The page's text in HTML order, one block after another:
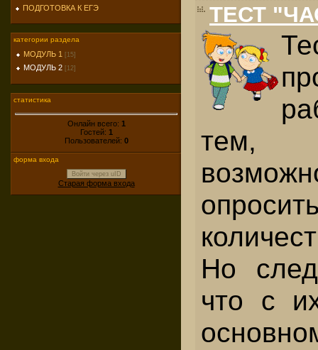
ПОДГОТОВКА К ЕГЭ
категории раздела
МОДУЛЬ 1 [15]
МОДУЛЬ 2 [12]
статистика
Онлайн всего: 1
Гостей: 1
Пользователей: 0
форма входа
Войти через uID
Старая форма входа
ТЕСТ
тем,
Но
что с